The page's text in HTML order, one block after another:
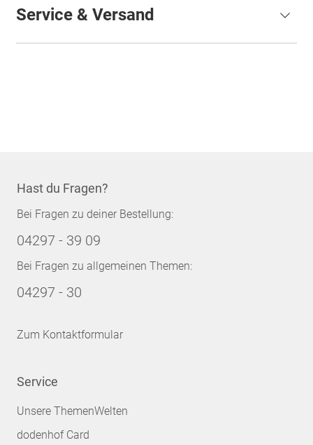
Service & Versand
Hast du Fragen?
Bei Fragen zu deiner Bestellung:
04297 - 39 09
Bei Fragen zu allgemeinen Themen:
04297 - 30
Zum Kontaktformular
Service
Unsere ThemenWelten
dodenhof Card